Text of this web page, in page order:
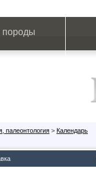
породы
палеонтология > Календарь